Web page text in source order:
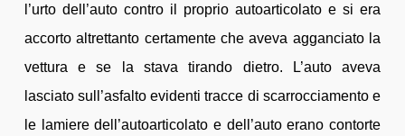
l’urto dell’auto contro il proprio autoarticolato e si era
accorto altrettanto certamente che aveva agganciato la
vettura e se la stava tirando dietro. L’auto aveva
lasciato sull’asfalto evidenti tracce di scarrocciamento e
le lamiere dell’autoarticolato e dell’auto erano contorte